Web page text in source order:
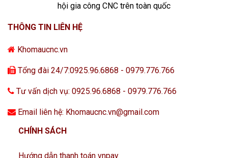
hội gia công CNC trên toàn quốc
THÔNG TIN LIÊN HỆ
Khomaucnc.vn
Tổng đài 24/7:0925.96.6868 - 0979.776.766
Tư vấn dịch vụ: 0925.96.6868 - 0979.776.766
Email liên hệ: Khomaucnc.vn@gmail.com
CHÍNH SÁCH
Hướng dẫn thanh toán vnpay